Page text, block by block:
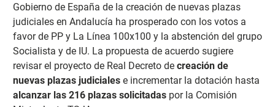
Gobierno de España de la creación de nuevas plazas
judiciales en Andalucía ha prosperado con los votos a
favor de PP y La Línea 100x100 y la abstención del grupo
Socialista y de IU. La propuesta de acuerdo sugiere
revisar el proyecto de Real Decreto de creación de
nuevas plazas judicialese incrementar la dotación hasta
alcanzar las 216 plazas solicitadaspor la Comisión